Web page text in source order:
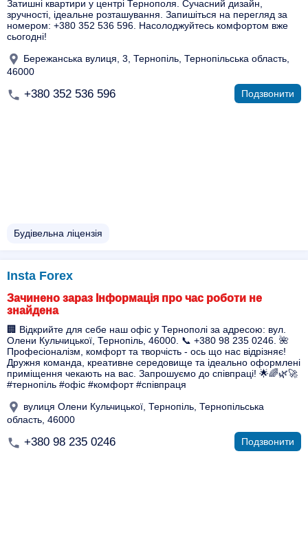
Затишні квартири у центрі Тернополя. Сучасний дизайн,
зручності, ідеальне розташування. Запишіться на перегляд за
номером: +380 352 536 596. Насолоджуйтесь комфортом вже
сьогодні!
Бережанська вулиця, 3, Тернопіль, Тернопільська область,
46000
+380 352 536 596 Подзвонити
Будівельна ліцензія
Insta Forex
Зачинено зараз Інформація про час роботи не
знайдена
🏢 Відкрийте для себе наш офіс у Тернополі за адресою: вул.
Олени Кульчицької, Тернопіль, 46000. 📞 +380 98 235 0246. 🌺
Професіоналізм, комфорт та творчість - ось що нас відрізняє!
Дружня команда, креативне середовище та ідеально оформлені
приміщення чекають на вас. Запрошуємо до співпраці! 🌟🌈🌿🚀
#тернопіль #офіс #комфорт #співпраця
вулиця Олени Кульчицької, Тернопіль, Тернопільська
область, 46000
+380 98 235 0246 Подзвонити